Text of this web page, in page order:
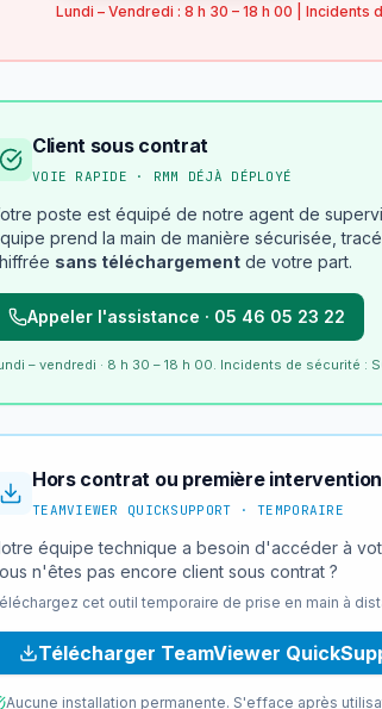
Lundi – Vendredi : 8 h 30 – 18 h 00 | Incidents
Client sous contrat
VOIE RAPIDE · RMM DÉJÀ DÉPLOYÉ
poste est équipé de notre agent de
prend la main de manière sécurisée,
sans téléchargement de votre part.
Appeler l'assistance · 05 46 05 23 22
– vendredi · 8 h 30 – 18 h 00. Incidents de sécurité :
Hors contrat ou première intervention
TEAMVIEWER QUICKSUPPORT · TEMPORAIRE
équipe technique a besoin d'accéder à
n'êtes pas encore client sous contrat ?
cet outil temporaire de prise en main à
Télécharger TeamViewer
Aucune installation permanente. S'efface après